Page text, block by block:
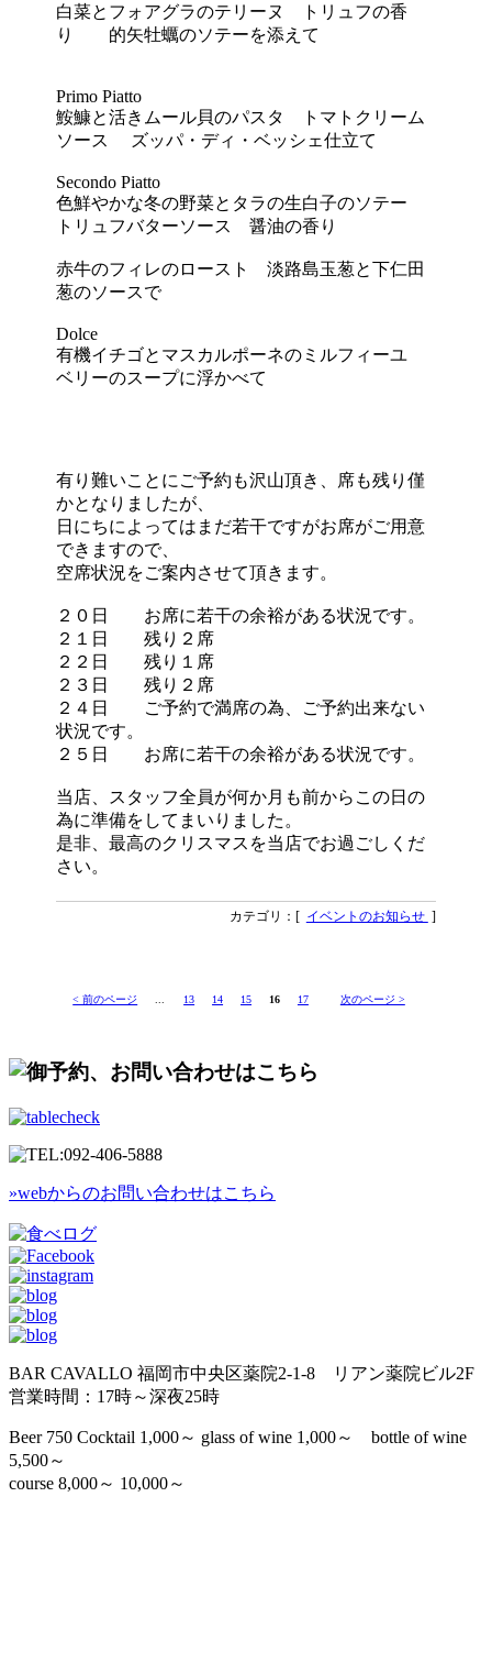
白菜とフォアグラのテリーヌ トリュフの香
り 的矢牡蠣のソテーを添えて
Primo Piatto
鮟鱇と活きムール貝のパスタ トマトクリーム
ソース ズッパ・ディ・ベッシェ仕立て
Secondo Piatto
色鮮やかな冬の野菜とタラの生白子のソテー
トリュフバターソース 醤油の香り
赤牛のフィレのロースト 淡路島玉葱と下仁田
葱のソースで
Dolce
有機イチゴとマスカルポーネのミルフィーユ
ベリーのスープに浮かべて
有り難いことにご予約も沢山頂き、席も残り僅
かとなりましたが、
日にちによってはまだ若干ですがお席がご用意
できますので、
空席状況をご案内させて頂きます。
２０日 お席に若干の余裕がある状況です。
２１日 残り２席
２２日 残り１席
２３日 残り２席
２４日 ご予約で満席の為、ご予約出来ない
状況です。
２５日 お席に若干の余裕がある状況です。
当店、スタッフ全員が何か月も前からこの日の
為に準備をしてまいりました。
是非、最高のクリスマスを当店でお過ごしくだ
さい。
カテゴリ：[ イベントのお知らせ ]
< 前のページ 13 14 15 16 17 次のページ >
»webからのお問い合わせはこちら
BAR CAVALLO 福岡市中央区薬院2-1-8 リアン薬院ビル2F
営業時間：17時～深夜25時
Beer 750 Cocktail 1,000～ glass of wine 1,000～ bottle of wine
5,500～
course 8,000～ 10,000～